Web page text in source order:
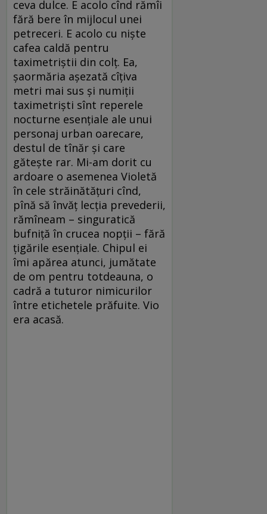
ceva dulce. E acolo cînd rămîi
fără bere în mijlocul unei
petreceri. E acolo cu nişte
cafea caldă pentru
taximetriştii din colţ. Ea,
şaormăria aşezată cîţiva
metri mai sus şi numiţii
taximetrişti sînt reperele
nocturne esenţiale ale unui
personaj urban oarecare,
destul de tînăr şi care
găteşte rar. Mi-am dorit cu
ardoare o asemenea Violetă
în cele străinătăţuri cînd,
pînă să învăţ lecţia prevederii,
rămîneam – singuratică
bufniţă în crucea nopţii – fără
ţigările esenţiale. Chipul ei
îmi apărea atunci, jumătate
de om pentru totdeauna, o
cadră a tuturor nimicurilor
între etichetele prăfuite. Vio
era acasă.